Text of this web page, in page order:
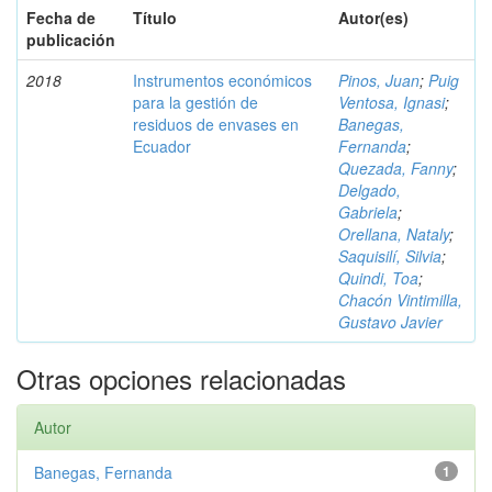
Fecha de
publicación
Título Autor(es)
2018
Instrumentos económicos
para la gestión de
residuos de envases en
Ecuador
Pinos, Juan; Puig
Ventosa, Ignasi;
Banegas,
Fernanda;
Quezada, Fanny;
Delgado,
Gabriela;
Orellana, Nataly;
Saquisilí, Silvia;
Quindi, Toa;
Chacón Vintimilla,
Gustavo Javier
Otras opciones relacionadas
Autor
1
Banegas, Fernanda